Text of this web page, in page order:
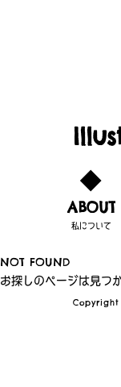
ABOUT
私について
NOT FOUND
お探しのページは見つ
Copyright